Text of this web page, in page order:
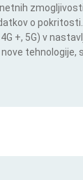
o
+, 5G) v